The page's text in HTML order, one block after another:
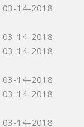
03-14-2018
03-14-2018
03-14-2018
03-14-2018
03-14-2018
03-14-2018